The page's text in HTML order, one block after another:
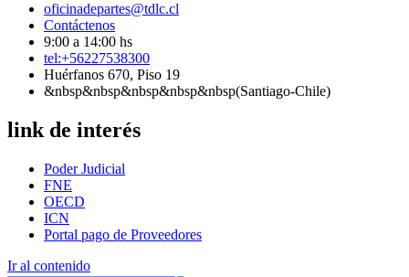
oficinadepartes@tdlc.cl
Contáctenos
9:00 a 14:00 hs
tel:+56227538300
Huérfanos 670, Piso 19
&nbsp&nbsp&nbsp&nbsp&nbsp(Santiago-Chile)
link de interés
Poder Judicial
FNE
OECD
ICN
Portal pago de Proveedores
Ir al contenido